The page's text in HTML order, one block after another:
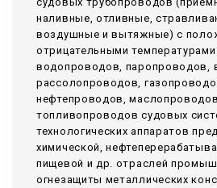
наливные, отливные,
воздушные и вытяжные) с
отрицательными температурами
водопроводов, паропроводов,
рассолопроводов,
нефтепроводов,
топливопроводов судовых
технологических аппаратов
химической,
пищевой и др. отраслей
огнезащиты металлических